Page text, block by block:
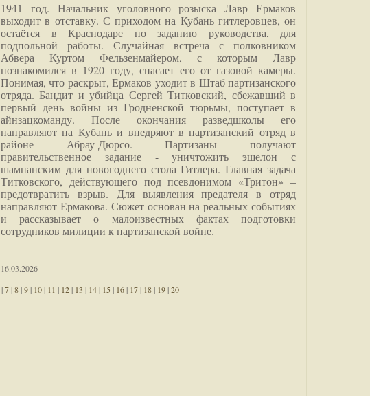
1941 год. Начальник уголовного розыска Лавр Ермаков
выходит в отставку. С приходом на Кубань гитлеровцев, он
остаётся в Краснодаре по заданию руководства, для
подпольной работы. Случайная встреча с полковником
Абвера Куртом Фельзенмайером, с которым Лавр
познакомился в 1920 году, спасает его от газовой камеры.
Понимая, что раскрыт, Ермаков уходит в Штаб партизанского
отряда. Бандит и убийца Сергей Титковский, сбежавший в
первый день войны из Гродненской тюрьмы, поступает в
айнзацкоманду. После окончания разведшколы его
направляют на Кубань и внедряют в партизанский отряд в
районе Абрау-Дюрсо. Партизаны получают
правительственное задание - уничтожить эшелон с
шампанским для новогоднего стола Гитлера. Главная задача
Титковского, действующего под псевдонимом «Тритон» –
предотвратить взрыв. Для выявления предателя в отряд
направляют Ермакова. Сюжет основан на реальных событиях
и рассказывает о малоизвестных фактах подготовки
сотрудников милиции к партизанской войне.
16.03.2026
|7|8|9| 10| 11 | 12| 13 | 14| 15 | 16| 17| 18| 19|20